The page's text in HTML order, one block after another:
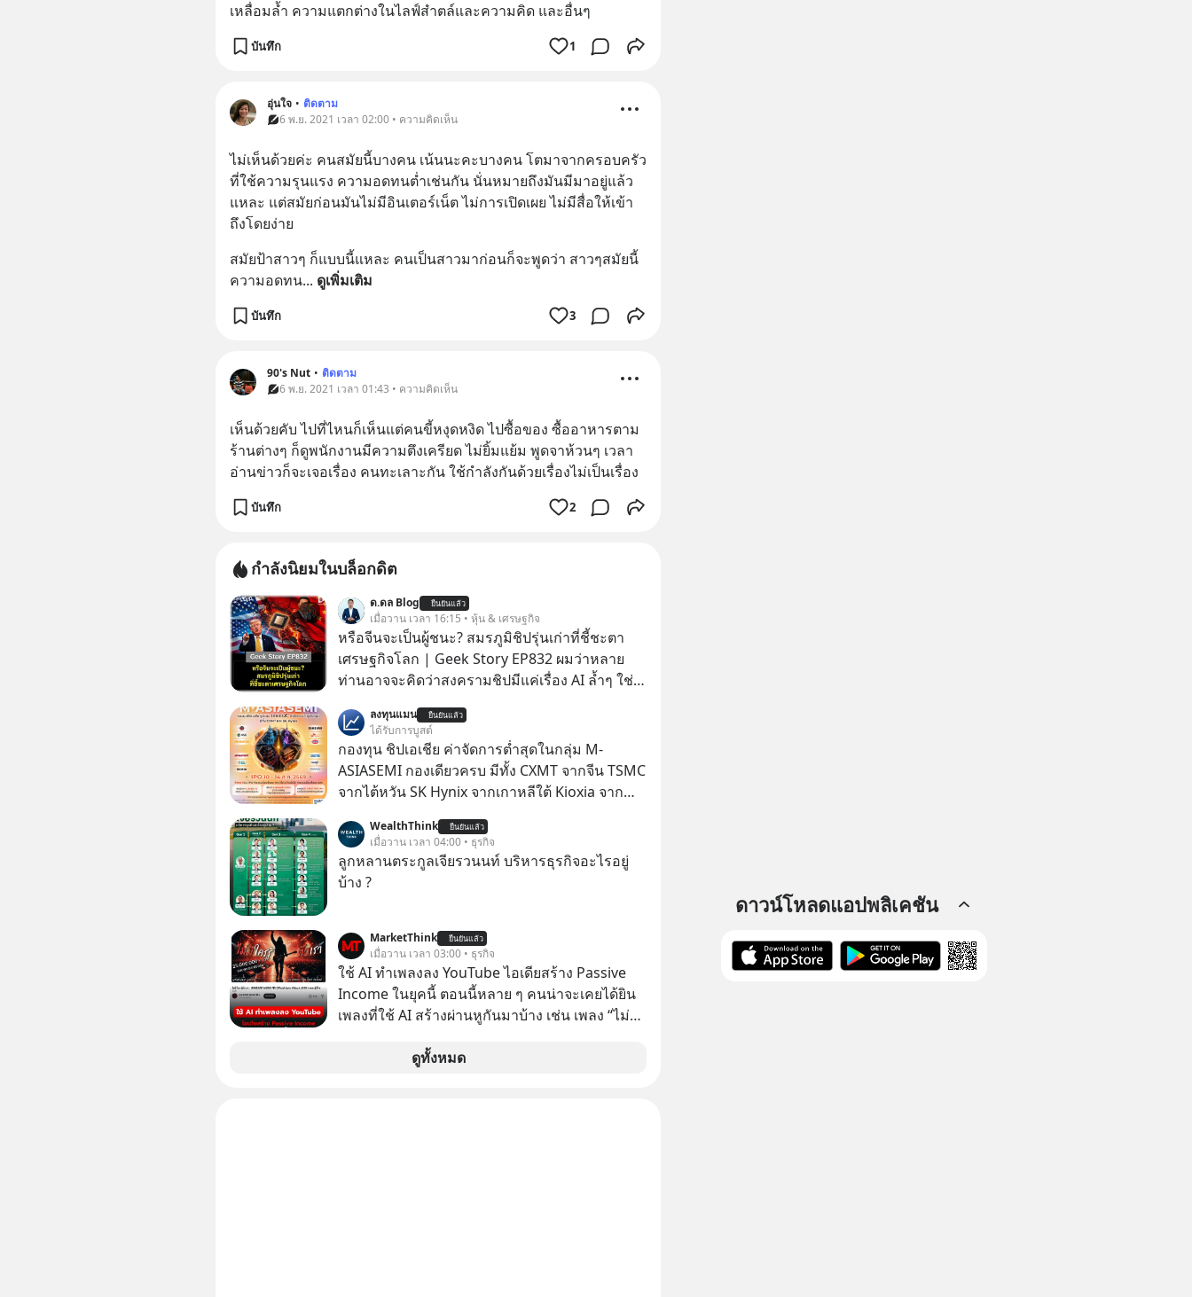
เหลื่อมล้ำ ความแตกต่างในไลฟ์สำตล์และความคิด และอื่นๆ
บันทึก 1
อุ่นใจ • ติดตาม
6 พ.ย. 2021 เวลา 02:00 • ความคิดเห็น
ไม่เห็นด้วยค่ะ คนสมัยนี้บางคน เน้นนะคะบางคน โตมาจากครอบครัว
ที่ใช้ความรุนแรง ความอดทนต่ำเช่นกัน นั่นหมายถึงมันมีมาอยู่แล้ว
แหละ แต่สมัยก่อนมันไม่มีอินเตอร์เน็ต ไม่การเปิดเผย ไม่มีสื่อให้เข้า
ถึงโดยง่าย
สมัยป้าสาวๆ ก็แบบนี้แหละ คนเป็นสาวมาก่อนก็จะพูดว่า สาวๆสมัยนี้
ความอดทน... ดูเพิ่มเติม
บันทึก 3
90's Nut • ติดตาม
6 พ.ย. 2021 เวลา 01:43 • ความคิดเห็น
เห็นด้วยคับ ไปที่ไหนก็เห็นแต่คนขี้หงุดหงิด ไปซื้อของ ซื้ออาหารตาม
ร้านต่างๆ ก็ดูพนักงานมีความตึงเครียด ไม่ยิ้มแย้ม พูดจาห้วนๆ เวลา
อ่านข่าวก็จะเจอเรื่อง คนทะเลาะกัน ใช้กำลังกันด้วยเรื่องไม่เป็นเรื่อง
บันทึก 2
กำลังนิยมในบล็อกดิต
ด.ดล Blog ยืนยันแล้ว
เมื่อวาน เวลา 16:15 • หุ้น & เศรษฐกิจ
หรือจีนจะเป็นผู้ชนะ? สมรภูมิชิปรุ่นเก่าที่ชี้ชะตา
เศรษฐกิจโลก | Geek Story EP832 ผมว่าหลาย
ท่านอาจจะคิดว่าสงครามชิปมีแค่เรื่อง AI ล้ำๆ ใช่
นาโนเมตร แต่จีนกำลังเดินเกมที่น่ากลัวกว่า โดย
การเข้ายึดครองตลาด ‘Legacy Chips’ หรือชิปรุ่น
เก่า ฟังดูไร้ค่า แต่มันคือหัวใจที่ซ่อนอยู่ในรถยนต์
EV, อุปกรณ์การแพทย์ ไปจนถึงขีปนาวุธ! จีนกำลัง
มาแล้ว คือการทุ่มเงินอุดหนุนมหาศาลจนราคาพัง
ทลาย ถ้าตะวันตกแก้เกมไม่ได้ อเมริกาอาจต้องยอม
จำนนและส่งมอบกุญแจควบคุมโลกฮาร์ดแวร์ให้คู่
แข่งอย่างถาวร สงครามที่โลกมองข้ามนี้ดุเดือดแค่
ติดตาม PodCast ช่อง Geek Forever’s Podcast
ของผมกันด้วยนะครับ 🎧 ฟังผ่าน Spotify :
https://tinyurl.com/mr39sd7c 🎧 ฟังผ่าน Apple
Podcast : https://bit.ly/4g4xDwF 🎧 ฟังผ่าน
Podbean : https://bit.ly/4fTUURS 🎧 ฟังผ่าน
original article appeared here
ลงทุนแมน ยืนยันแล้ว
ได้รับการบูสต์
กองทุน ชิปเอเชีย ค่าจัดการต่ำสุดในกลุ่ม M-
ASIASEMI กองเดียวครบ มีทั้ง CXMT จากจีน TSMC
จากไต้หวัน SK Hynix จากเกาหลีใต้ Kioxia จาก
WealthThink ยืนยันแล้ว
เมื่อวาน เวลา 04:00 • ธุรกิจ
ลูกหลานตระกูลเจียรวนนท์ บริหารธุรกิจอะไรอยู่
บ้าง ?
MarketThink ยืนยันแล้ว
เมื่อวาน เวลา 03:00 • ธุรกิจ
ใช้ AI ทำเพลงลง YouTube ไอเดียสร้าง Passive
Income ในยุคนี้ ตอนนี้หลาย ๆ คนน่าจะเคยได้ยิน
เพลงที่ใช้ AI สร้างผ่านหูกันมาบ้าง เช่น เพลง “ไม่มี
ตอนนี้มียอดรับชมกว่า 26 ล้านครั้งแล้ว
ดูทั้งหมด
ดาวน์โหลดแอปพลิเคชัน